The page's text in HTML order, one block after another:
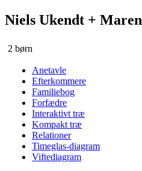
Niels Ukendt + Maren
2 børn
Anetavle
Efterkommere
Familiebog
Forfædre
Interaktivt træ
Kompakt træ
Relationer
Timeglas-diagram
Viftediagram